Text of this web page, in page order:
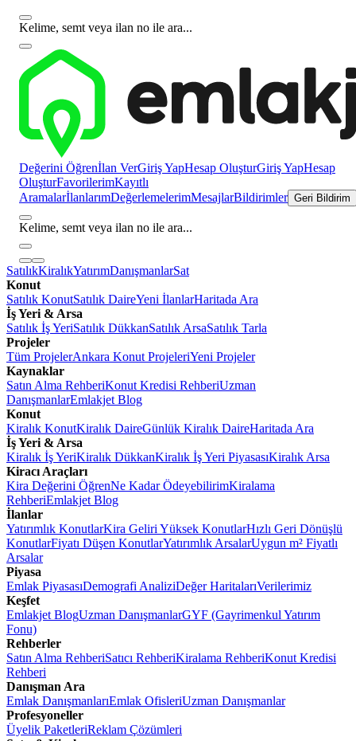
Kelime, semt veya ilan no ile ara...
Değerini Öğrenİlan VerGiriş YapHesap OluşturGiriş YapHesap
OluşturFavorilerimKayıtlı
AramalarİlanlarımDeğerlemelerimMesajlarBildirimler Geri Bildirim
Kelime, semt veya ilan no ile ara...
SatılıkKiralıkYatırımDanışmanlarSat
Konut
Satılık KonutSatılık DaireYeni İlanlarHaritada Ara
İş Yeri & Arsa
Satılık İş YeriSatılık DükkanSatılık ArsaSatılık Tarla
Projeler
Tüm ProjelerAnkara Konut ProjeleriYeni Projeler
Kaynaklar
Satın Alma RehberiKonut Kredisi RehberiUzman
DanışmanlarEmlakjet Blog
Konut
Kiralık KonutKiralık DaireGünlük Kiralık DaireHaritada Ara
İş Yeri & Arsa
Kiralık İş YeriKiralık DükkanKiralık İş Yeri PiyasasıKiralık Arsa
Kiracı Araçları
Kira Değerini ÖğrenNe Kadar ÖdeyebilirimKiralama
RehberiEmlakjet Blog
İlanlar
Yatırımlık KonutlarKira Geliri Yüksek KonutlarHızlı Geri Dönüşlü
KonutlarFiyatı Düşen KonutlarYatırımlık ArsalarUygun m² Fiyatlı
Arsalar
Piyasa
Emlak PiyasasıDemografi AnaliziDeğer HaritalarıVerilerimiz
Keşfet
Emlakjet BlogUzman DanışmanlarGYF (Gayrimenkul Yatırım
Fonu)
Rehberler
Satın Alma RehberiSatıcı RehberiKiralama RehberiKonut Kredisi
Rehberi
Danışman Ara
Emlak DanışmanlarıEmlak OfisleriUzman Danışmanlar
Profesyoneller
Üyelik PaketleriReklam Çözümleri